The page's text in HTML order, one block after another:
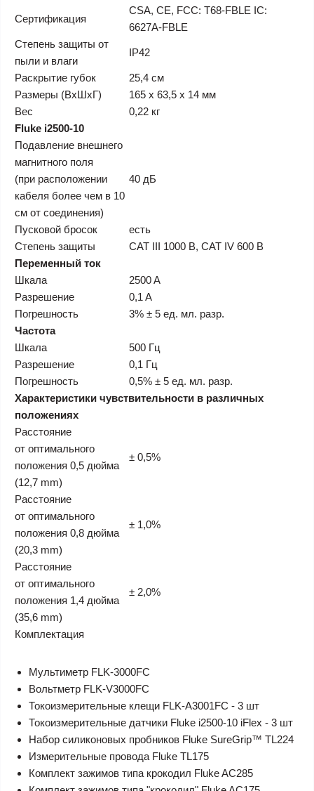
Сертификация
CSA, CE, FCC: T68-FBLE IC:
6627A-FBLE
Степень защиты от
пыли и влаги
IP42
Раскрытие губок
25,4 см
Размеры (ВхШхГ)
165 x 63,5 x 14 мм
Вес
0,22 кг
Fluke i2500-10
Подавление внешнего
магнитного поля
(при расположении
кабеля более чем в 10
см от соединения)
40 дБ
Пусковой бросок
есть
Степень защиты
CAT III 1000 В, CAT IV 600 В
Переменный ток
Шкала
2500 A
Разрешение
0,1 A
Погрешность
3% ± 5 ед. мл. разр.
Частота
Шкала
500 Гц
Разрешение
0,1 Гц
Погрешность
0,5% ± 5 ед. мл. разр.
Характеристики чувствительности в различных
положениях
Расстояние
от оптимального
положения 0,5 дюйма
(12,7 mm)
± 0,5%
Расстояние
от оптимального
положения 0,8 дюйма
(20,3 mm)
± 1,0%
Расстояние
от оптимального
положения 1,4 дюйма
(35,6 mm)
± 2,0%
Комплектация
Мультиметр FLK-3000FC
Вольтметр FLK-V3000FC
Токоизмерительные клещи FLK-A3001FC - 3 шт
Токоизмерительные датчики Fluke i2500-10 iFlex - 3 шт
Набор силиконовых пробников Fluke SureGrip™ TL224
Измерительные провода Fluke TL175
Комплект зажимов типа крокодил Fluke AC285